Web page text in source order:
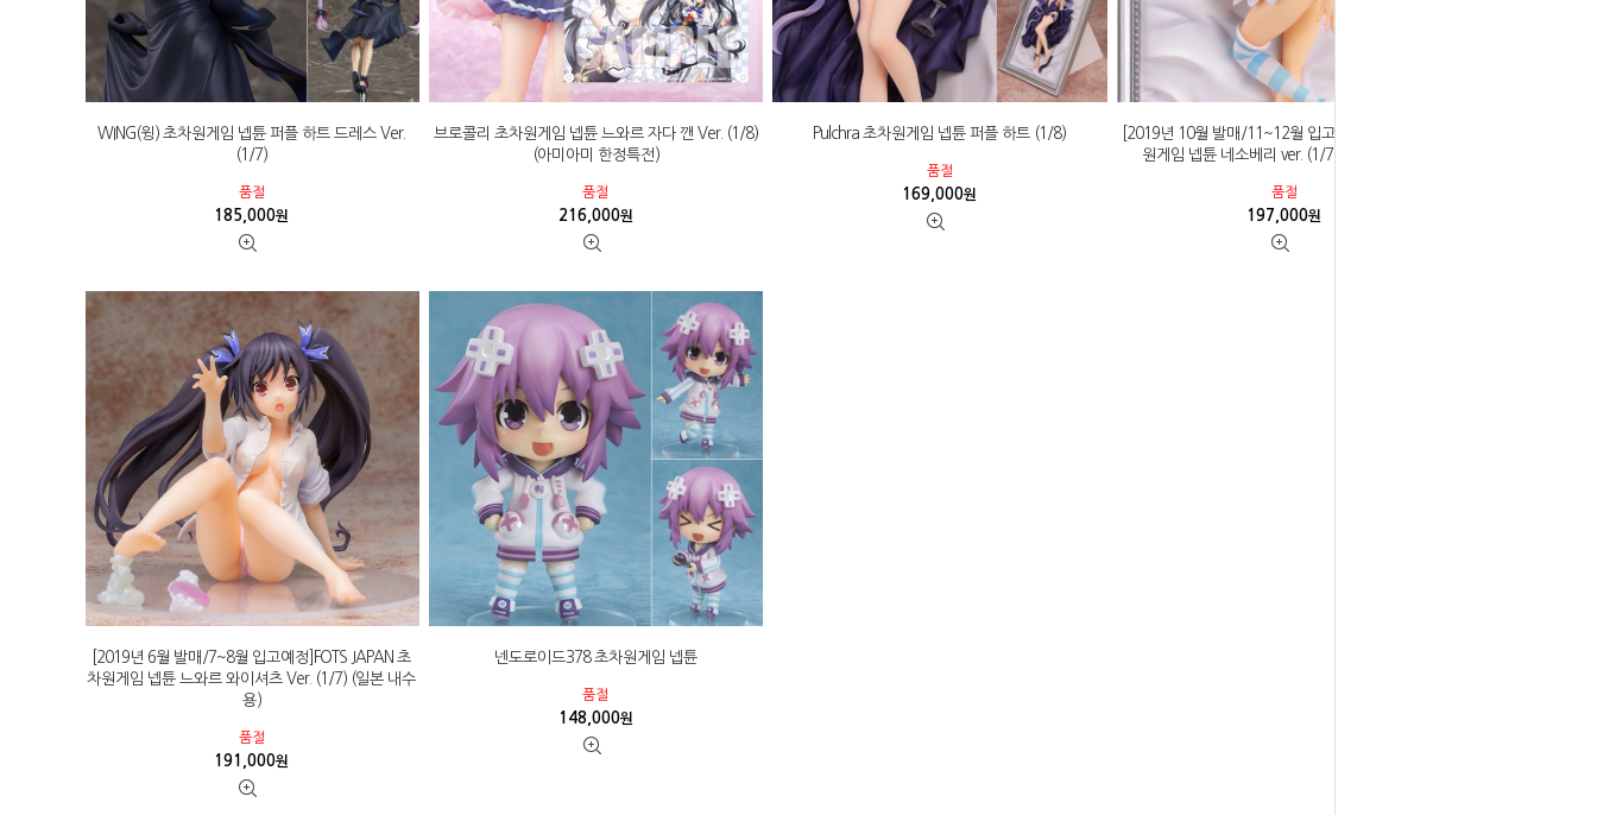
WING(윙) 초차원게임 넵튠 퍼플 하트 드레스 Ver.
(1/7)
품절
185,000원
브로콜리 초차원게임 넵튠 느와르 자다 깬 Ver. (1/8)
(아미아미 한정특전)
품절
216,000원
Pulchra 초차원게임 넵튠 퍼플 하트 (1/8)
품절
169,000원
[2019년 10월 발매/11~12월 입고예정]Pulchra 초차
원게임 넵튠 네소베리 ver. (1/7) (일본 내수용)
품절
197,000원
[2019년 6월 발매/7~8월 입고예정]FOTS JAPAN 초
차원게임 넵튠 느와르 와이셔츠 Ver. (1/7) (일본 내수
용)
품절
191,000원
넨도로이드378 초차원게임 넵튠
품절
148,000원